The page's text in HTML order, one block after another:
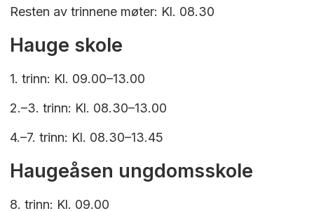
Resten av trinnene møter: Kl. 08.30
Hauge skole
1. trinn: Kl. 09.00–13.00
2.–3. trinn: Kl. 08.30–13.00
4.–7. trinn: Kl. 08.30–13.45
Haugeåsen ungdomsskole
8. trinn: Kl. 09.00